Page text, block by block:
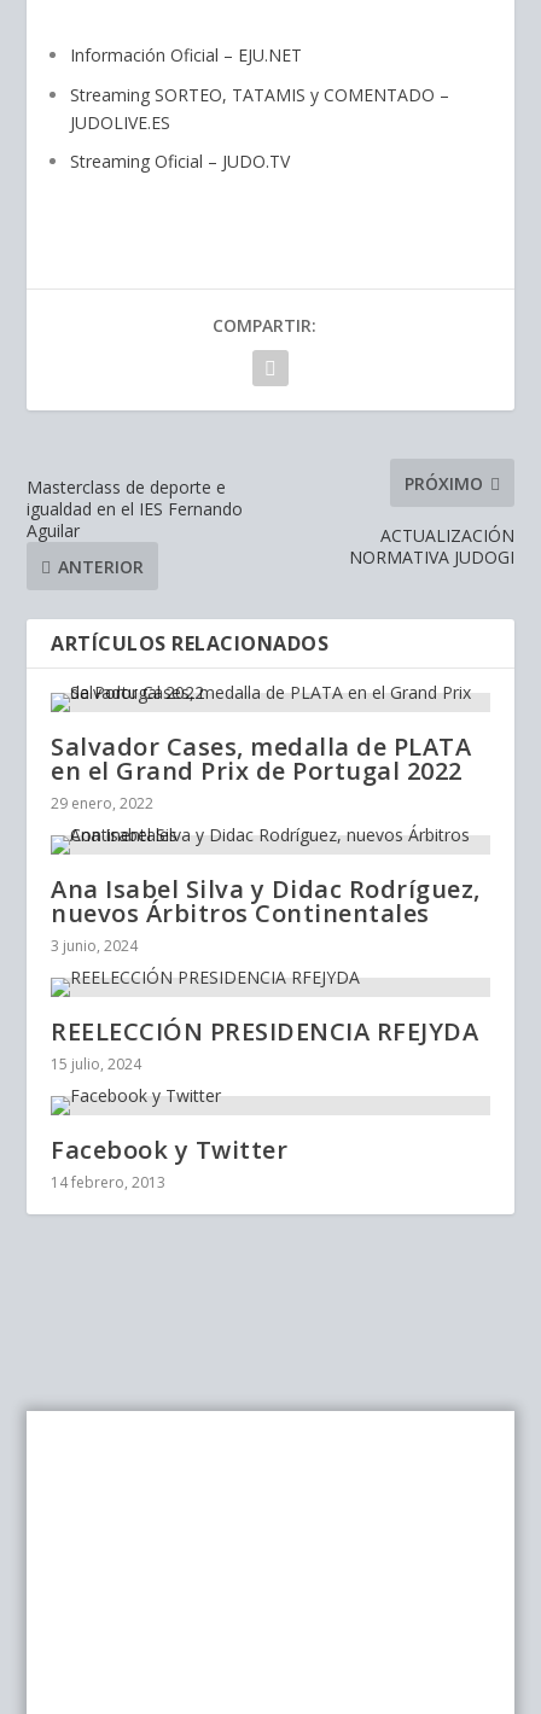
Información Oficial – EJU.NET
Streaming SORTEO, TATAMIS y COMENTADO –
JUDOLIVE.ES
Streaming Oficial – JUDO.TV
COMPARTIR:
Masterclass de deporte e
igualdad en el IES Fernando
Aguilar
ANTERIOR
PRÓXIMO
ACTUALIZACIÓN
NORMATIVA JUDOGI
ARTÍCULOS RELACIONADOS
Salvador Cases, medalla de PLATA
en el Grand Prix de Portugal 2022
29 enero, 2022
Ana Isabel Silva y Didac Rodríguez,
nuevos Árbitros Continentales
3 junio, 2024
REELECCIÓN PRESIDENCIA RFEJYDA
15 julio, 2024
Facebook y Twitter
14 febrero, 2013